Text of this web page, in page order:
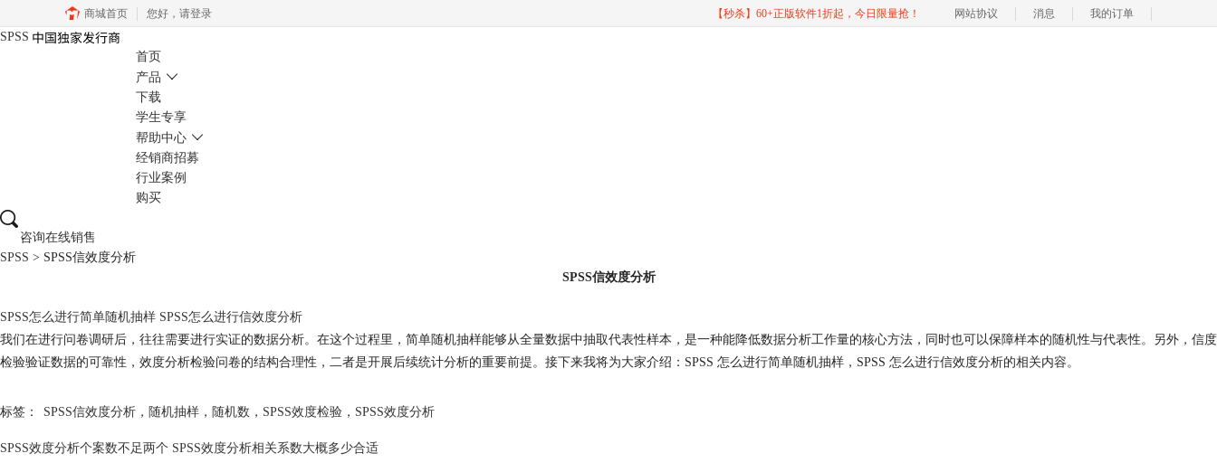
商城首页 您好， 请登录 【秒杀】60+正版软件1折起，今日限量抢！ 网站协议 消息 我的订单
SPSS
首页
产品
下载
学生专享
帮助中心
经销商招募
行业案例
购买
咨询在线销售
SPSS > SPSS信效度分析
SPSS信效度分析
SPSS怎么进行简单随机抽样 SPSS怎么进行信效度分析
我们在进行问卷调研后，往往需要进行实证的数据分析。在这个过程里，简单随机抽样能够从全量数据中抽取代表性样本，是一种能降低数据分析工作量的核心方法，同时也可以保障样本的随机性与代表性。另外，信度
检验验证数据的可靠性，效度分析检验问卷的结构合理性，二者是开展后续统计分析的重要前提。接下来我将为大家介绍：SPSS 怎么进行简单随机抽样，SPSS 怎么进行信效度分析的相关内容。
标签： SPSS信效度分析 ， 随机抽样 ， 随机数 ， SPSS效度检验 ， SPSS效度分析
SPSS效度分析个案数不足两个 SPSS效度分析相关系数大概多少合适